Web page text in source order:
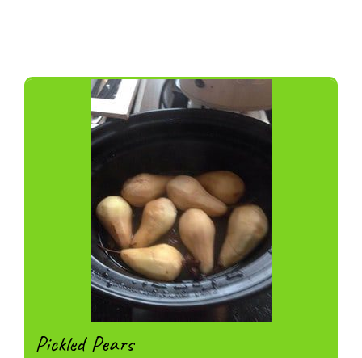
Pickled Pears